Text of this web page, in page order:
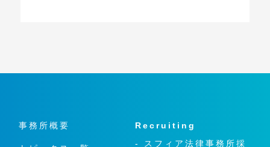
事務所概要
Recruiting
- スフィア法律事務所採